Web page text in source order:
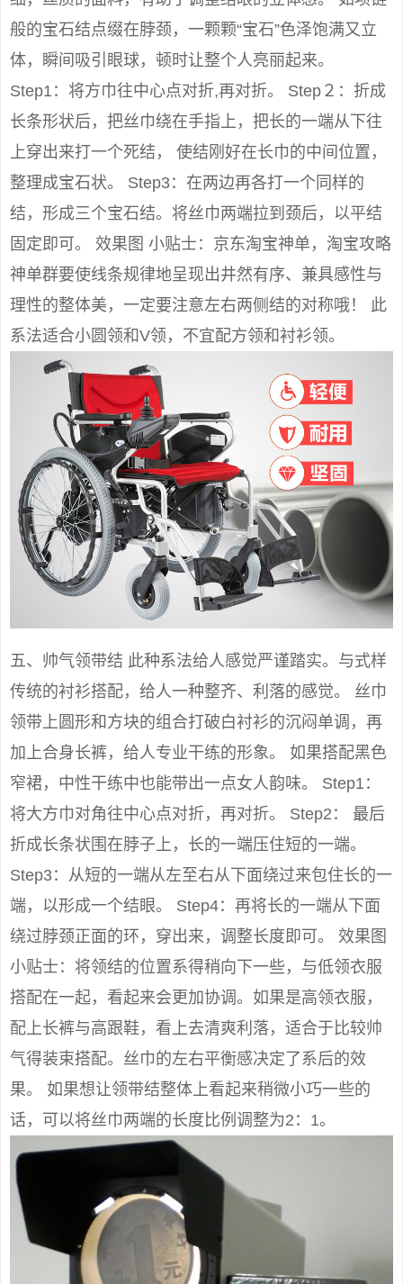
般的宝石结点缀在脖颈，一颗颗“宝石”色泽饱满又立
体，瞬间吸引眼球，顿时让整个人亮丽起来。
Step1：将方巾往中心点对折,再对折。 Step２：折成
长条形状后，把丝巾绕在手指上，把长的一端从下往
上穿出来打一个死结， 使结刚好在长巾的中间位置，
整理成宝石状。 Step3：在两边再各打一个同样的
结，形成三个宝石结。将丝巾两端拉到颈后，以平结
固定即可。 效果图 小贴士：京东淘宝神单，淘宝攻略
神单群要使线条规律地呈现出井然有序、兼具感性与
理性的整体美，一定要注意左右两侧结的对称哦！ 此
系法适合小圆领和V领，不宜配方领和衬衫领。
五、帅气领带结 此种系法给人感觉严谨踏实。与式样
传统的衬衫搭配，给人一种整齐、利落的感觉。 丝巾
领带上圆形和方块的组合打破白衬衫的沉闷单调，再
加上合身长裤，给人专业干练的形象。 如果搭配黑色
窄裙，中性干练中也能带出一点女人韵味。 Step1：
将大方巾对角往中心点对折，再对折。 Step2： 最后
折成长条状围在脖子上，长的一端压住短的一端。
Step3：从短的一端从左至右从下面绕过来包住长的一
端，以形成一个结眼。 Step4：再将长的一端从下面
绕过脖颈正面的环，穿出来，调整长度即可。 效果图
小贴士：将领结的位置系得稍向下一些，与低领衣服
搭配在一起，看起来会更加协调。如果是高领衣服，
配上长裤与高跟鞋，看上去清爽利落，适合于比较帅
气得装束搭配。丝巾的左右平衡感决定了系后的效
果。 如果想让领带结整体上看起来稍微小巧一些的
话，可以将丝巾两端的长度比例调整为2：1。